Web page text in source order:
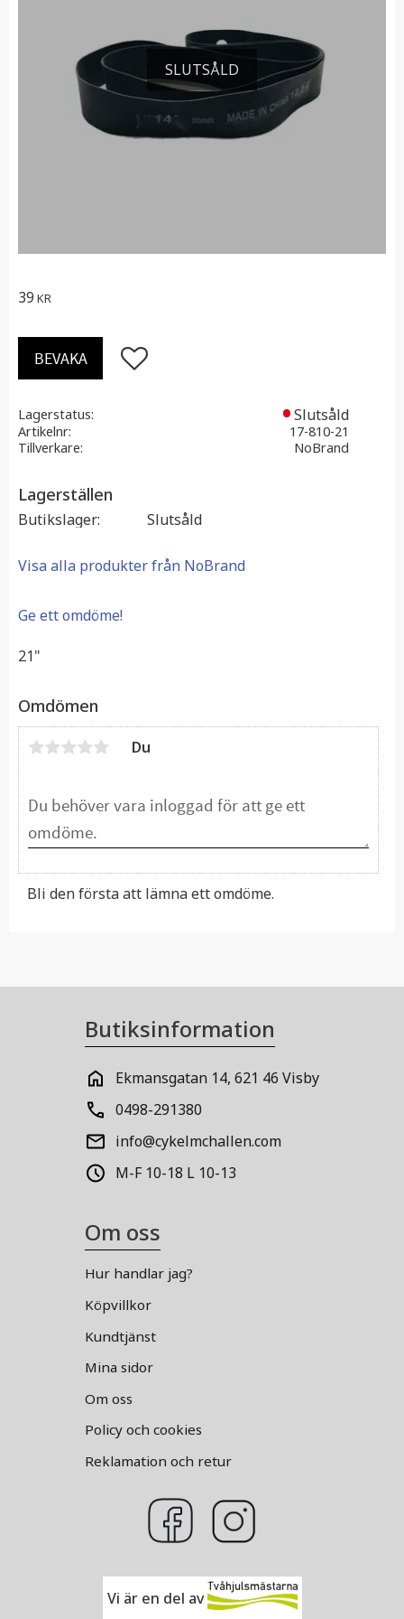
SLUTSÅLD
39 KR
Lägg till i favoriter
BEVAKA
Lagerstatus Slutsåld
Artikelnr
17-810-21
Tillverkare
NoBrand
Lagerställen
Butikslager Slutsåld
Visa alla produkter från NoBrand
Ge ett omdöme!
21"
Omdömen
Du
Bli den första att lämna ett omdöme.
Butiksinformation
Ekmansgatan 14, 621 46 Visby
0498-291380
info@cykelmchallen.com
M-F 10-18 L 10-13
Om oss
Hur handlar jag?
Köpvillkor
Kundtjänst
Mina sidor
Om oss
Policy och cookies
Reklamation och retur
Vi är en del av